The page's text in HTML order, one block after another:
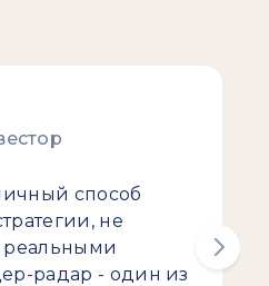
способ
не
реальными
радар - один из